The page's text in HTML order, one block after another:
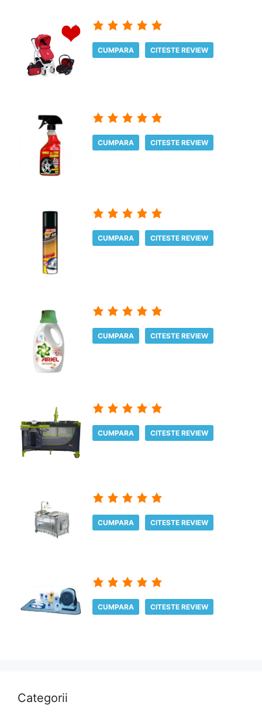
CUMPARA CITESTE REVIEW
CUMPARA CITESTE REVIEW
CUMPARA CITESTE REVIEW
CUMPARA CITESTE REVIEW
CUMPARA CITESTE REVIEW
CUMPARA CITESTE REVIEW
CUMPARA CITESTE REVIEW
Categorii